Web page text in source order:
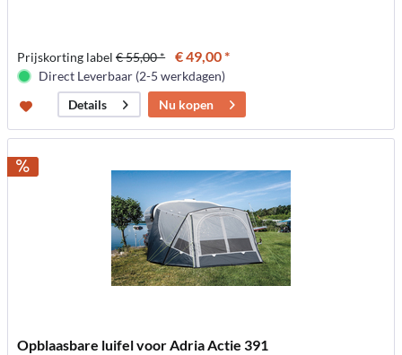
Prijskorting label€ 55,00 * € 49,00 *
Direct Leverbaar (2-5 werkdagen)
Details
Nu kopen
Opblaasbare luifel voor Adria Actie 391